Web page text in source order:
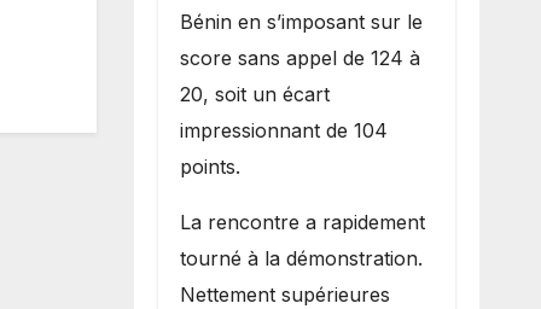
Bénin en s’imposant sur le
score sans appel de 124 à
20, soit un écart
impressionnant de 104
points.
La rencontre a rapidement
tourné à la démonstration.
Nettement supérieures